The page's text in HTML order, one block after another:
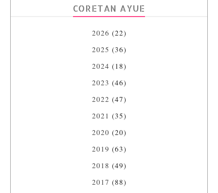
CORETAN AYUE
2026 (22)
2025 (36)
2024 (18)
2023 (46)
2022 (47)
2021 (35)
2020 (20)
2019 (63)
2018 (49)
2017 (88)